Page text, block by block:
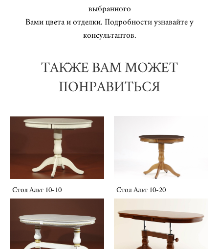
выбранного
Вами цвета и отделки. Подробности узнавайте у
консультантов.
ТАКЖЕ ВАМ МОЖЕТ
ПОНРАВИТЬСЯ
Стол Альт 10-10 Стол Альт 10-20